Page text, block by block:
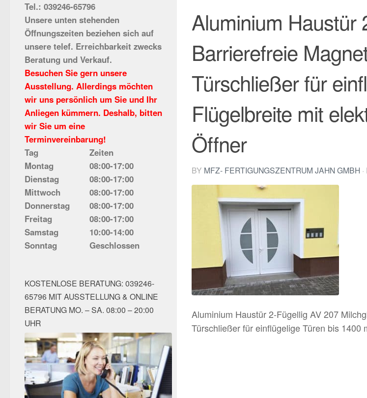
Aluminium Haustür
Barrierefreie
Türschließer für
Flügelbreite mit
Öffner
BY MFZ- FERTIGUNGSZENTRUM JAHN GMBH
Aluminium Haustür 2-Fügellig AV 207
Türschließer für einflügelige Türen bis
Tel.: 039246-65796
Unsere unten stehenden
Öffnungszeiten beziehen sich auf
unsere telef. Erreichbarkeit zwecks
Beratung und Verkauf.
Besuchen Sie gern unsere
Ausstellung. Allerdings möchten
wir uns persönlich um Sie und Ihr
Anliegen kümmern. Deshalb, bitten
wir Sie um eine
Terminvereinbarung!
Tag
Zeiten
Montag
08:00-17:00
Dienstag
08:00-17:00
Mittwoch
08:00-17:00
Donnerstag
08:00-17:00
Freitag
08:00-17:00
Samstag
10:00-14:00
Sonntag
Geschlossen
KOSTENLOSE BERATUNG: 039246-
65796 MIT AUSSTELLUNG & ONLINE
BERATUNG MO. – SA. 08:00 – 20:00
UHR